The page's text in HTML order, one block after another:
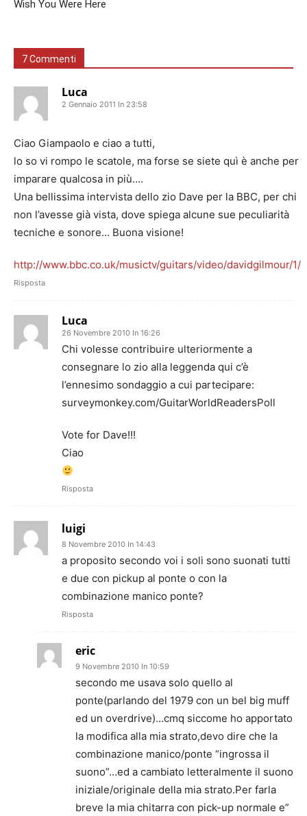
Wish You Were Here
7 Commenti
Luca
2 Gennaio 2011 In 23:58
Ciao Giampaolo e ciao a tutti,
lo so vi rompo le scatole, ma forse se siete quì è anche per
imparare qualcosa in più….
Una bellissima intervista dello zio Dave per la BBC, per chi
non l’avesse già vista, dove spiega alcune sue peculiarità
tecniche e sonore… Buona visione!
http://www.bbc.co.uk/musictv/guitars/video/davidgilmour/1/
Risposta
Luca
26 Novembre 2010 In 16:26
Chi volesse contribuire ulteriormente a
consegnare lo zio alla leggenda qui c’è
l’ennesimo sondaggio a cui partecipare:
surveymonkey.com/GuitarWorldReadersPoll
Vote for Dave!!!
Ciao
Risposta
luigi
8 Novembre 2010 In 14:43
a proposito secondo voi i soli sono suonati tutti
e due con pickup al ponte o con la
combinazione manico ponte?
Risposta
eric
9 Novembre 2010 In 10:59
secondo me usava solo quello al
ponte(parlando del 1979 con un bel big muff
ed un overdrive)…cmq siccome ho apportato
la modifica alla mia strato,devo dire che la
combinazione manico/ponte “ingrossa il
suono”…ed a cambiato letteralmente il suono
iniziale/originale della mia strato.Per farla
breve la mia chitarra con pick-up normale e”